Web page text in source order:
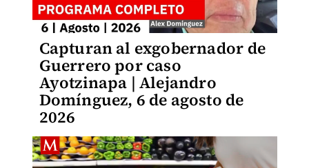
Capturan al exgobernador de
Guerrero por caso
Ayotzinapa | Alejandro
Domínguez, 6 de agosto de
2026